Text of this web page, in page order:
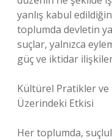
yanlış kabul
toplumda devletin
suçlar, yalnızca
güç ve iktidar
Kültürel Pratikler ve
Üzerindeki Etkisi
Her toplumda,